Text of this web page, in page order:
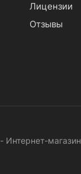
Лицензии
Отзывы
- Интернет-магазин